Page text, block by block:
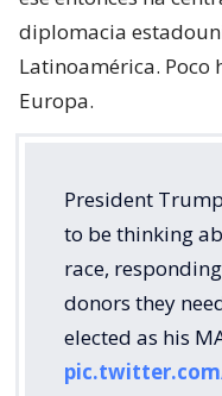
diplomacia
Latinoamérica. Poco
Europa.
President
to be thinking
race,
donors they
elected as his